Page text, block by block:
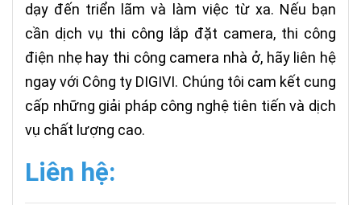
dạy đến triển lãm và làm việc từ xa. Nếu bạn
cần dịch vụ thi công lắp đặt camera, thi công
điện nhẹ hay thi công camera nhà ở, hãy liên hệ
ngay với Công ty DIGIVI. Chúng tôi cam kết cung
cấp những giải pháp công nghệ tiên tiến và dịch
vụ chất lượng cao.
Liên hệ: